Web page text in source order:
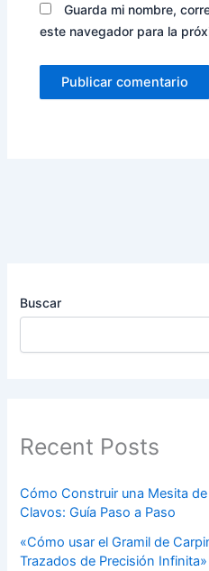
Guarda mi nombre,
este navegador para la
Buscar
Recent Posts
Cómo Construir una Mesita
Clavos: Guía Paso a Paso
«Cómo usar el Gramil de
Trazados de Precisión Infinita»